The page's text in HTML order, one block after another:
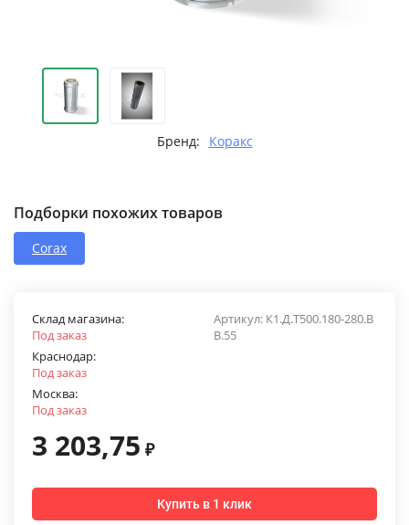
Бренд: Коракс
Подборки похожих товаров
Corax
Артикул: К1.Д.Т500.180-280.В
В.55
Склад магазина:
Под заказ
Краснодар:
Под заказ
Москва:
Под заказ
3 203,75 ₽
Купить в 1 клик